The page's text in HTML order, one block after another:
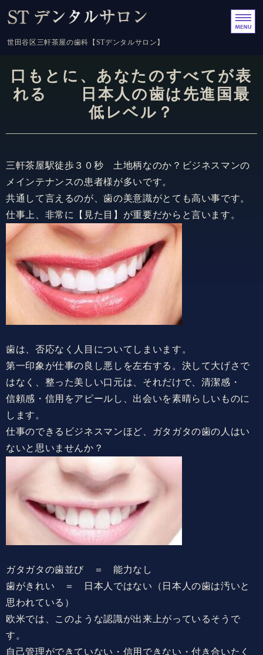
世田谷区三軒茶屋の歯科
世田谷区三軒茶屋の歯科【STデンタルサロン】
ホーム
医院案内
治療費
口もとに、あなたのすべてが表
れる 日本人の歯は先進国最
低レベル？
三軒茶屋駅徒歩３０秒 土地柄なのか？ビジネスマンの
メインテナンスの患者様が多いです。
共通して言えるのが、歯の美意識がとても高い事です。
仕事上、非常に【見た目】が重要だからと言います。
歯は、否応なく人目についてしまいます。
第一印象が仕事の良し悪しを左右する。決して大げさで
はなく、整った美しい口元は、それだけで、清潔感・
信頼感・信用をアピールし、出会いを素晴らしいものに
します。
仕事のできるビジネスマンほど、ガタガタの歯の人はい
ないと思いませんか？
ガタガタの歯並び ＝ 能力なし
歯がきれい ＝ 日本人ではない（日本人の歯は汚いと
思われている）
欧米では、このような認識が出来上がっているそうで
す。
自己管理ができていない・信用できない・付き合いたく